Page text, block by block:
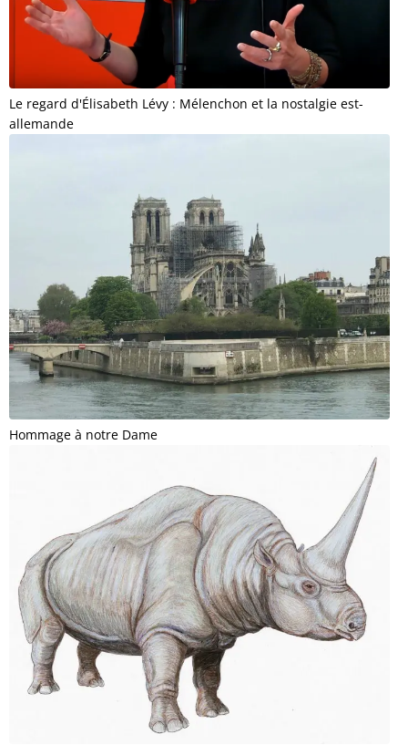
Le regard d'Élisabeth Lévy : Mélenchon et la nostalgie est-
allemande
Hommage à notre Dame